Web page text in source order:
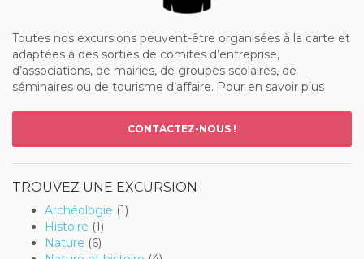
Toutes nos excursions peuvent-être organisées à la carte et
adaptées à des sorties de comités d’entreprise,
d’associations, de mairies, de groupes scolaires, de
séminaires ou de tourisme d’affaire. Pour en savoir plus
CONTACTEZ-NOUS !
TROUVEZ UNE EXCURSION
Archéologie (1)
Histoire (1)
Nature (6)